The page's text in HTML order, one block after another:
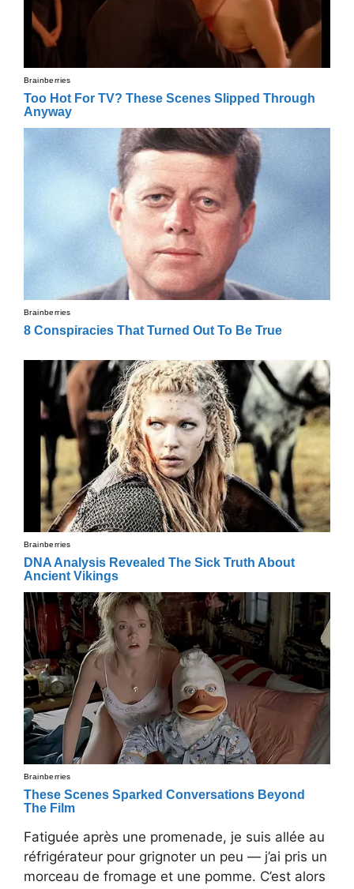
Fatiguée après une promenade, je suis allée au
réfrigérateur pour grignoter un peu — j’ai pris un
morceau de fromage et une pomme. C’est alors